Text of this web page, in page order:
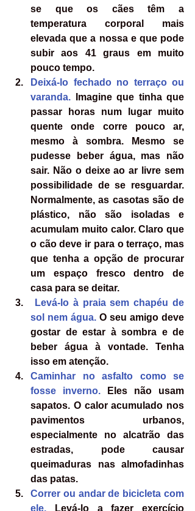
se que os cães têm a
temperatura corporal mais
elevada que a nossa e que pode
subir aos 41 graus em muito
pouco tempo.
Deixá-lo fechado no terraço ou
varanda. Imagine que tinha que
passar horas num lugar muito
quente onde corre pouco ar,
mesmo à sombra. Mesmo se
pudesse beber água, mas não
sair. Não o deixe ao ar livre sem
possibilidade de se resguardar.
Normalmente, as casotas são de
plástico, não são isoladas e
acumulam muito calor. Claro que
o cão deve ir para o terraço, mas
que tenha a opção de procurar
um espaço fresco dentro de
casa para se deitar.
Levá-lo à praia sem chapéu de
sol nem água. O seu amigo deve
gostar de estar à sombra e de
beber água à vontade. Tenha
isso em atenção.
Caminhar no asfalto como se
fosse inverno.
Eles não usam
sapatos. O calor acumulado nos
pavimentos urbanos,
especialmente no alcatrão das
estradas, pode causar
queimaduras nas almofadinhas
das patas.
Correr ou andar de bicicleta com
ele.
Levá-lo a fazer exercício